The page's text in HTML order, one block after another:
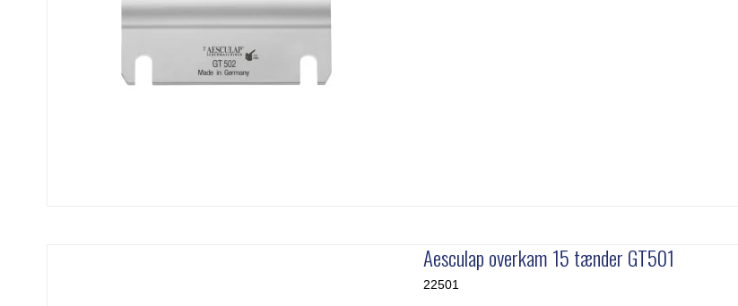
Aesculap overkam 15 tænder GT501
22501